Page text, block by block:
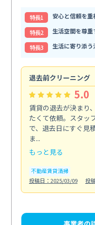
特⻑1
安心と信頼を
特⻑2
生活空間を尊重
特⻑3
生活に寄り添う
退去前クリーニング
5.0
賃貸の退去が決まり
たくて依頼。スタッ
で、退去日にすぐ見
ま...
もっと見る
不動産賃貸清掃
投稿日：2025/03/09
投